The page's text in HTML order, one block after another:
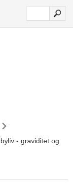
- graviditet og